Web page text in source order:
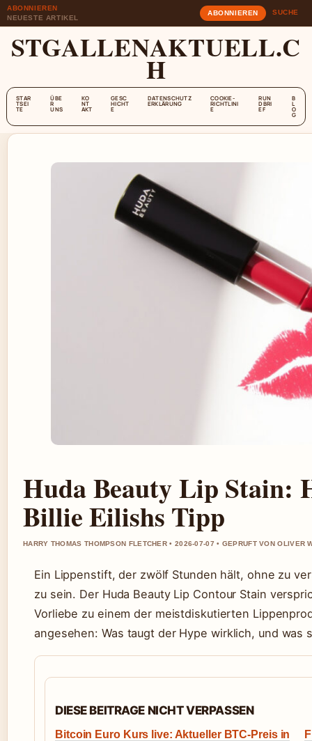
ABONNIEREN
NEUESTE ARTIKEL
ABONNIEREN SUCHE
STGALLENAKTUELL.C
H
STAR
TSEI
TE
ÜBE
R
UNS
KO
NT
AKT
GESC
HICHT
E
DATENSCHUTZ
ERKLÄRUNG
COOKIE-
RICHTLINI
E
RUN
DBRI
EF
B
L
O
G
Huda Beauty Lip Stain:
Billie Eilishs Tipp
HARRY THOMAS THOMPSON FLETCHER • 2026-07-07 • GEPRUFT VON OLIVER
Ein Lippenstift, der zwölf Stunden hält, ohne zu
zu sein. Der Huda Beauty Lip Contour Stain
Vorliebe zu einem der meistdiskutierten
angesehen: Was taugt der Hype wirklich, und was
DIESE BEITRAGE NICHT VERPASSEN
Bitcoin Euro Kurs live: Aktueller BTC-Preis in